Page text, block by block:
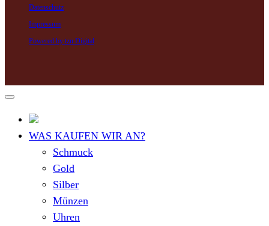
Datenschutz
Impressum
Powered by tzn Digital
WAS KAUFEN WIR AN?
Schmuck
Gold
Silber
Münzen
Uhren